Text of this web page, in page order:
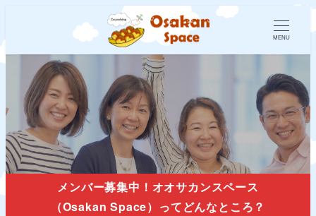
MENU
スタッフブログ
メンバー募集中！オオサカンスペース
（Osakan Space）ってどんなところ？